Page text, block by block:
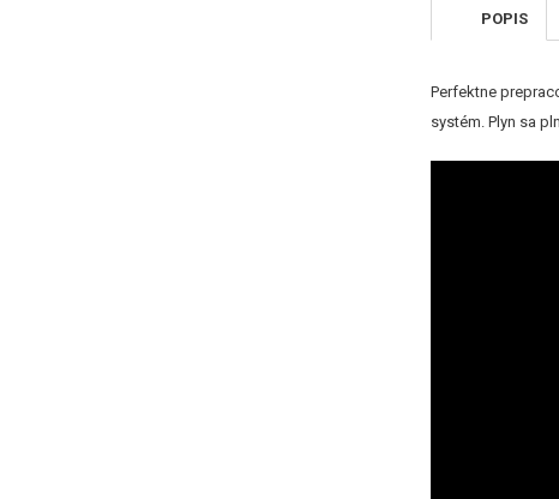
POPIS
Perfektne
systém. Plyn sa